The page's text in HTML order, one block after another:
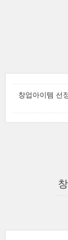
창업아이템 선